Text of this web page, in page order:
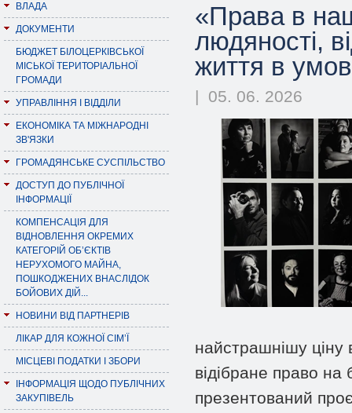
ВЛАДА
ДОКУМЕНТИ
БЮДЖЕТ БІЛОЦЕРКІВСЬКОЇ
МІСЬКОЇ ТЕРИТОРІАЛЬНОЇ
ГРОМАДИ
УПРАВЛІННЯ І ВІДДІЛИ
ЕКОНОМІКА ТА МІЖНАРОДНІ
ЗВ'ЯЗКИ
ГРОМАДЯНСЬКЕ СУСПІЛЬСТВО
ДОСТУП ДО ПУБЛІЧНОЇ
ІНФОРМАЦІЇ
КОМПЕНСАЦІЯ ДЛЯ
ВІДНОВЛЕННЯ ОКРЕМИХ
КАТЕГОРІЙ ОБ’ЄКТІВ
НЕРУХОМОГО МАЙНА,
ПОШКОДЖЕНИХ ВНАСЛІДОК
БОЙОВИХ ДІЙ...
НОВИНИ ВІД ПАРТНЕРІВ
ЛІКАР ДЛЯ КОЖНОЇ СІМ’Ї
МІСЦЕВІ ПОДАТКИ І ЗБОРИ
ІНФОРМАЦІЯ ЩОДО ПУБЛІЧНИХ
ЗАКУПІВЕЛЬ
«Права в
людяності,
життя в
| 05. 06. 2026
найстрашнішу ціну
відібране право
презентований